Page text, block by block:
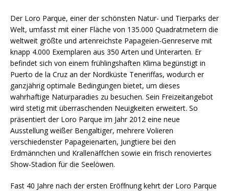
Der Loro Parque, einer der schönsten Natur- und Tierparks der
Welt, umfasst mit einer Fläche von 135.000 Quadratmetern die
weltweit größte und artenreichste Papageien-Genreserve mit
knapp 4.000 Exemplaren aus 350 Arten und Unterarten. Er
befindet sich von einem frühlingshaften Klima begünstigt in
Puerto de la Cruz an der Nordküste Teneriffas, wodurch er
ganzjährig optimale Bedingungen bietet, um dieses
wahrhaftige Naturparadies zu besuchen. Sein Freizeitangebot
wird stetig mit überraschenden Neuigkeiten erweitert. So
präsentiert der Loro Parque im Jahr 2012 eine neue
Ausstellung weißer Bengaltiger, mehrere Volieren
verschiedenster Papageienarten, Jungtiere bei den
Erdmännchen und Krallenäffchen sowie ein frisch renoviertes
Show-Stadion für die Seelöwen.
Fast 40 Jahre nach der ersten Eröffnung kehrt der Loro Parque